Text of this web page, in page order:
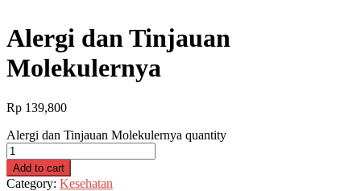
Alergi dan Tinjauan
Molekulernya
Rp 139,800
Alergi dan Tinjauan Molekulernya quantity
Add to cart
Category: Kesehatan